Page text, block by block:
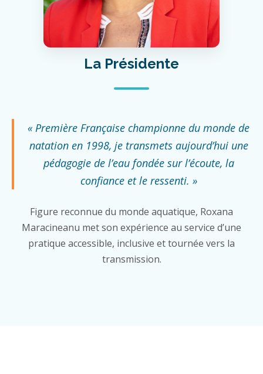
La Présidente
« Première Française championne du monde de
natation en 1998, je transmets aujourd’hui une
pédagogie de l’eau fondée sur l’écoute, la
confiance et le ressenti. »
Figure reconnue du monde aquatique, Roxana
Maracineanu met son expérience au service d’une
pratique accessible, inclusive et tournée vers la
transmission.